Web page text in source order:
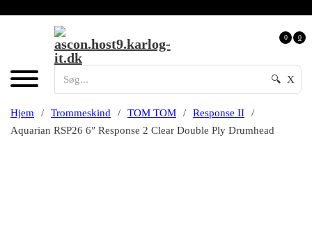
🔍 X
0 0
Hjem / Trommeskind / TOM TOM / Response II
/
Aquarian RSP26 6″ Response 2 Clear Double Ply Drumhead